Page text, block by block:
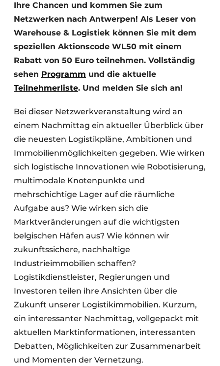
Ihre Chancen und kommen Sie zum
Netzwerken nach Antwerpen! Als Leser von
Warehouse & Logistiek können Sie mit dem
speziellen Aktionscode WL50 mit einem
Rabatt von 50 Euro teilnehmen. Vollständig
sehen Programm und die aktuelle
Teilnehmerliste. Und melden Sie sich an!
Bei dieser Netzwerkveranstaltung wird an
einem Nachmittag ein aktueller Überblick über
die neuesten Logistikpläne, Ambitionen und
Immobilienmöglichkeiten gegeben. Wie wirken
sich logistische Innovationen wie Robotisierung,
multimodale Knotenpunkte und
mehrschichtige Lager auf die räumliche
Aufgabe aus? Wie wirken sich die
Marktveränderungen auf die wichtigsten
belgischen Häfen aus? Wie können wir
zukunftssichere, nachhaltige
Industrieimmobilien schaffen?
Logistikdienstleister, Regierungen und
Investoren teilen ihre Ansichten über die
Zukunft unserer Logistikimmobilien. Kurzum,
ein interessanter Nachmittag, vollgepackt mit
aktuellen Marktinformationen, interessanten
Debatten, Möglichkeiten zur Zusammenarbeit
und Momenten der Vernetzung.